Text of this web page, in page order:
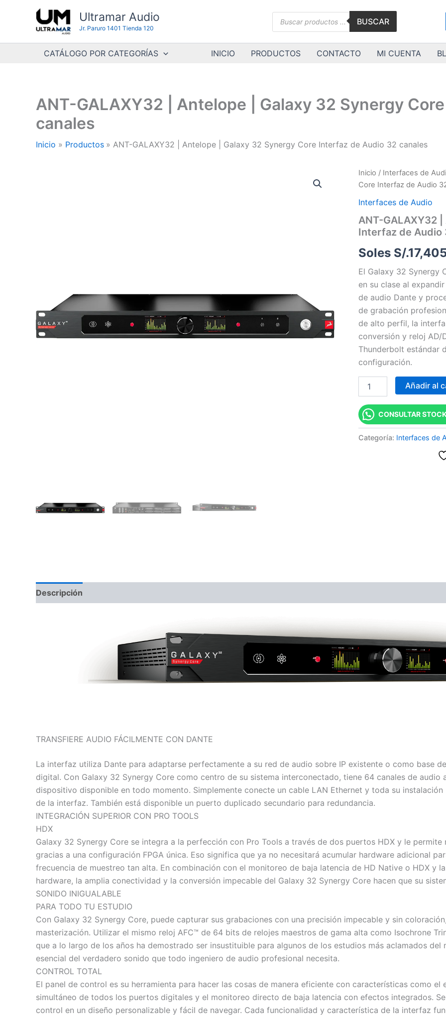
contenido
Ultramar Audio
Jr. Paruro 1401 Tienda 120
Búsqueda
BUSCAR
CATÁLOGO POR CATEGORÍAS INICIO PRODUCTOS CONTACTO MI CUENTA
ANT-GALAXY32 | Antelope | Galaxy 32 Synergy
canales
Inicio Productos ANT-GALAXY32 | Antelope | Galaxy 32 Synergy Core Interfaz de Audio 32 canales
Inicio / Interfaces de
Core Interfaz de Audio
Interfaces de Audio
ANT-GALAXY32
Interfaz de Audio
Soles S/.
El Galaxy 32 Synergy
en su clase al
de audio Dante y
de grabación
de alto perfil, la
conversión y reloj AD/
Thunderbolt estándar
configuración.
ANT-
GALAXY32
Antelope
Galaxy
32
Core
de
canales
cantidad
Añadir al
CONSULTAR
Categoría: Interfaces de
Descripción
TRANSFIERE AUDIO FÁCILMENTE CON DANTE
La interfaz utiliza Dante para adaptarse perfectamente a su red de audio sobre IP existente o como base
digital. Con Galaxy 32 Synergy Core como centro de su sistema interconectado, tiene 64 canales de audio
dispositivo disponible en todo momento. Simplemente conecte un cable LAN Ethernet y toda su
de la interfaz. También está disponible un puerto duplicado secundario para redundancia.
INTEGRACIÓN SUPERIOR CON PRO TOOLS
HDX
Galaxy 32 Synergy Core se integra a la perfección con Pro Tools a través de dos puertos HDX y le permite
gracias a una configuración FPGA única. Eso significa que ya no necesitará acumular hardware adicional
frecuencia de muestreo tan alta. En combinación con el monitoreo de baja latencia de HD Native o HDX y
hardware, la amplia conectividad y la conversión impecable del Galaxy 32 Synergy Core hacen que su
SONIDO INIGUALABLE
PARA TODO TU ESTUDIO
Con Galaxy 32 Synergy Core, puede capturar sus grabaciones con una precisión impecable y sin
masterización. Utilizar el mismo reloj AFC™ de 64 bits de relojes maestros de gama alta como Isochrone
que a lo largo de los años ha demostrado ser insustituible para algunos de los estudios más aclamados
esencial del verdadero sonido que todo ingeniero de audio profesional necesita.
CONTROL TOTAL
El panel de control es su herramienta para hacer las cosas de manera eficiente con características como
simultáneo de todos los puertos digitales y el monitoreo directo de baja latencia con efectos integrados.
control en un diseño personalizable y fácil de navegar. Cada funcionalidad y característica de la interfaz